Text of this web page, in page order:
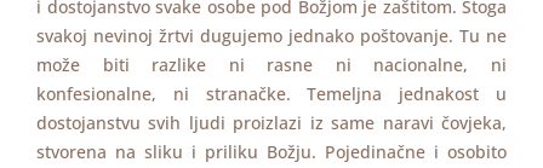
i dostojanstvo svake osobe pod Božjom je zaštitom. Stoga
svakoj nevinoj žrtvi dugujemo jednako poštovanje. Tu ne
može biti razlike ni rasne ni nacionalne, ni
konfesionalne, ni stranačke. Temeljna jednakost u
dostojanstvu svih ljudi proizlazi iz same naravi čovjeka,
stvorena na sliku i priliku Božju. Pojedinačne i osobito